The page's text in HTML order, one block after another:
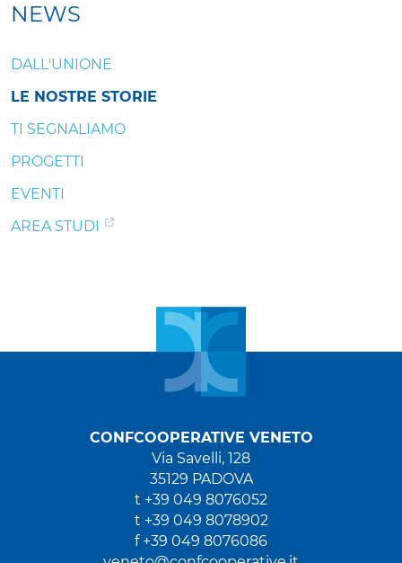
NEWS
DALL'UNIONE
LE NOSTRE STORIE
TI SEGNALIAMO
PROGETTI
EVENTI
AREA STUDI
CONFCOOPERATIVE VENETO
Via Savelli, 128
35129 PADOVA
t +39 049 8076052
t +39 049 8078902
f +39 049 8076086